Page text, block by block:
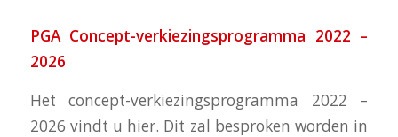
PGA Concept-verkiezingsprogramma 2022 –
2026
Het concept-verkiezingsprogramma 2022 –
2026 vindt u hier. Dit zal besproken worden in